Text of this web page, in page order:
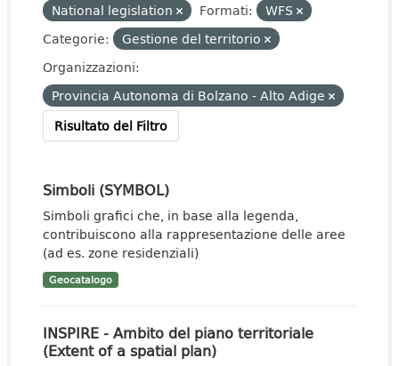
National legislation
Formati:
WFS
Categorie:
Gestione del territorio
Organizzazioni:
Provincia Autonoma di Bolzano - Alto Adige
Risultato del Filtro
Simboli (SYMBOL)
Simboli grafici che, in base alla legenda,
contribuiscono alla rappresentazione delle aree
(ad es. zone residenziali)
Geocatalogo
INSPIRE - Ambito del piano territoriale
(Extent of a spatial plan)